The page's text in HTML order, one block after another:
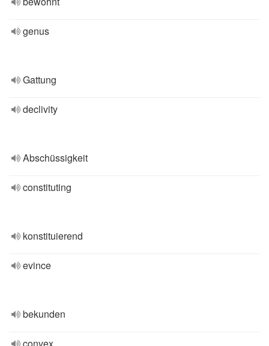
genus
Gattung
declivity
Abschüssigkeit
constituting
konstituierend
evince
bekunden